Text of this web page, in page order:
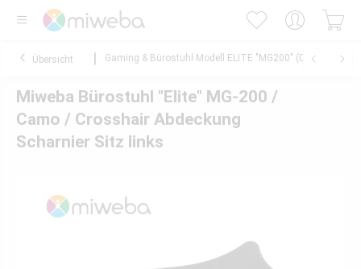
Übersicht Gaming & Bürostuhl Modell ELITE "MG200" (DESTINY)
Miweba Bürostuhl "Elite" MG-200 /
Camo / Crosshair Abdeckung
Scharnier Sitz links